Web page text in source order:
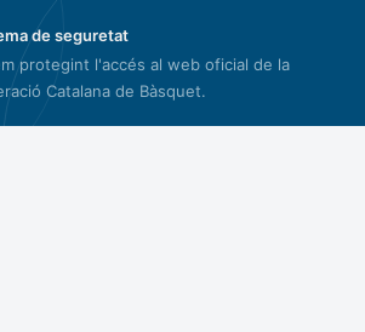
de seguretat
protegint l'accés al web oficial de la
Catalana de Bàsquet.